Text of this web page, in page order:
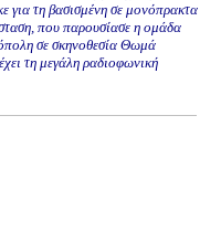
για τη βασισμένη σε μονόπρακτα
που παρουσίασε η ομάδα
σε σκηνοθεσία Θωμά
τη μεγάλη ραδιοφωνική